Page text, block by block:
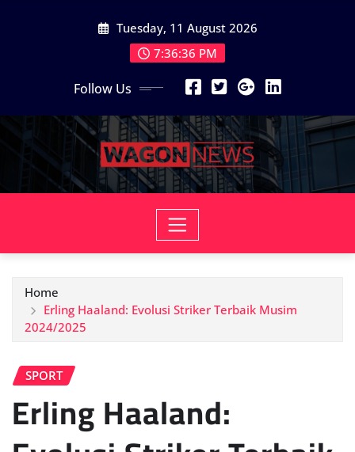
Tuesday, 11 August 2026
7:36:38 PM
Follow Us
Home
Erling Haaland: Evolusi Striker Terbaik Musim
2024/2025
SPORT
Erling Haaland: